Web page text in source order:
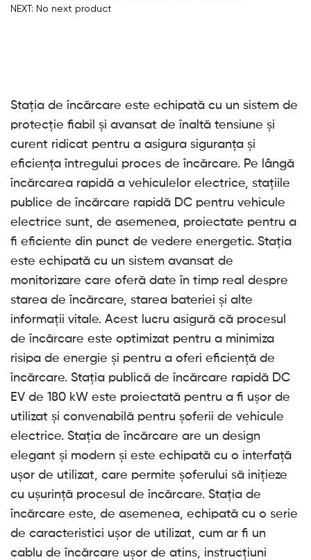
NEXT: No next product
Stația de încărcare este echipată cu un sistem de
protecție fiabil și avansat de înaltă tensiune și
curent ridicat pentru a asigura siguranța și
eficiența întregului proces de încărcare. Pe lângă
încărcarea rapidă a vehiculelor electrice, stațiile
publice de încărcare rapidă DC pentru vehicule
electrice sunt, de asemenea, proiectate pentru a
fi eficiente din punct de vedere energetic. Stația
este echipată cu un sistem avansat de
monitorizare care oferă date în timp real despre
starea de încărcare, starea bateriei și alte
informații vitale. Acest lucru asigură că procesul
de încărcare este optimizat pentru a minimiza
risipa de energie și pentru a oferi eficiență de
încărcare. Stația publică de încărcare rapidă DC
EV de 180 kW este proiectată pentru a fi ușor de
utilizat și convenabilă pentru șoferii de vehicule
electrice. Stația de încărcare are un design
elegant și modern și este echipată cu o interfață
ușor de utilizat, care permite șoferului să inițieze
cu ușurință procesul de încărcare. Stația de
încărcare este, de asemenea, echipată cu o serie
de caracteristici ușor de utilizat, cum ar fi un
cablu de încărcare ușor de atins, instrucțiuni